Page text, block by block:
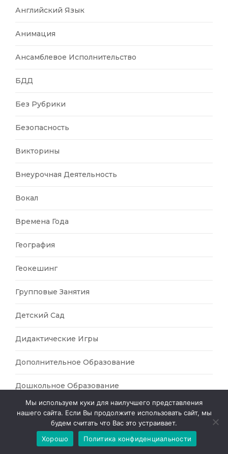
Английский Язык
Анимация
Ансамблевое Исполнительство
БДД
Без Рубрики
Безопасность
Викторины
Внеурочная Деятельность
Вокал
Времена Года
География
Геокешинг
Групповые Занятия
Детский Сад
Дидактические Игры
Дополнительное Образование
Дошкольное Образование
Дыхательные Упражднения
Закрепление Изученного
Мы используем куки для наилучшего представления
нашего сайта. Если Вы продолжите использовать сайт, мы
будем считать что Вас это устраивает.
Хорошо
Политика конфиденциальности